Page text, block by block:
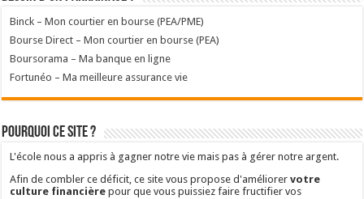
Binck – Mon courtier en bourse (PEA/PME)
Bourse Direct – Mon courtier en bourse (PEA)
Boursorama – Ma banque en ligne
Fortunéo – Ma meilleure assurance vie
Pourquoi ce site ?
L'école nous a appris à gagner notre vie mais pas à gérer notre argent.
Afin de combler ce déficit, ce site vous propose d'améliorervotre
culture financière pour que vous puissiez faire fructifier vos